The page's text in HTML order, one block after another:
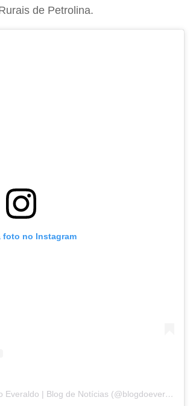
de Petrolina.
foto no Instagram
Um post compartilhado por Blog do Everaldo | Blog de Notícias (@blogdoeveraldo)